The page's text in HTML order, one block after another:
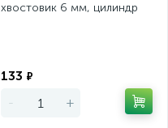
хвостовик 6 мм, цилиндр
133 ₽
- +